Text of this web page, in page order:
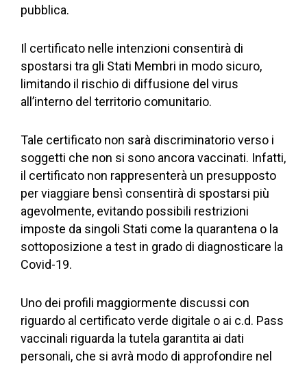
pubblica.
Il certificato nelle intenzioni consentirà di
spostarsi tra gli Stati Membri in modo sicuro,
limitando il rischio di diffusione del virus
all’interno del territorio comunitario.
Tale certificato non sarà discriminatorio verso i
soggetti che non si sono ancora vaccinati. Infatti,
il certificato non rappresenterà un presupposto
per viaggiare bensì consentirà di spostarsi più
agevolmente, evitando possibili restrizioni
imposte da singoli Stati come la quarantena o la
sottoposizione a test in grado di diagnosticare la
Covid-19.
Uno dei profili maggiormente discussi con
riguardo al certificato verde digitale o ai c.d. Pass
vaccinali riguarda la tutela garantita ai dati
personali, che si avrà modo di approfondire nel